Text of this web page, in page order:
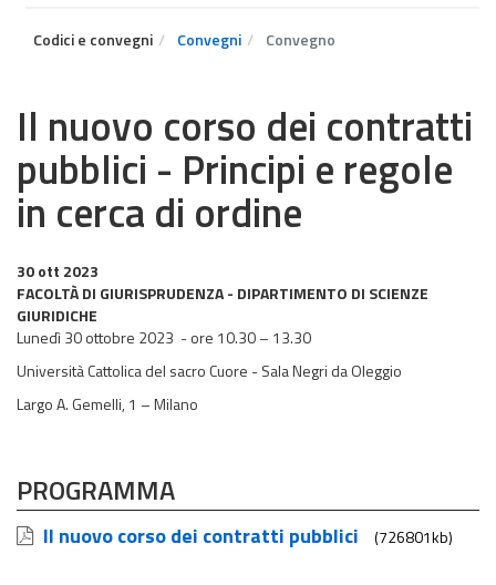
Codici e convegni Convegni Convegno
Il nuovo corso dei contratti
pubblici - Principi e regole
in cerca di ordine
30 ott 2023
FACOLTÀ DI GIURISPRUDENZA - DIPARTIMENTO DI SCIENZE
GIURIDICHE
Lunedì 30 ottobre 2023 - ore 10.30 – 13.30
Università Cattolica del sacro Cuore - Sala Negri da Oleggio
Largo A. Gemelli, 1 – Milano
PROGRAMMA
Il nuovo corso dei contratti pubblici (726801kb)